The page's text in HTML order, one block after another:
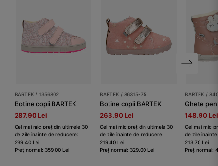
BARTEK / 1356802
Botine copii BARTEK
287.90 Lei
Cel mai mic preț din ultimele 30
de zile înainte de reducere:
239.40 Lei
Preț normal: 359.00 Lei
BARTEK / 86315-75
Botine copii BARTEK
263.90 Lei
Cel mai mic preț din ultimele 30
de zile înainte de reducere:
219.40 Lei
Preț normal: 329.00 Lei
BARTEK /
148.90 Lei
Cel mai mic
de zile
213.70 Lei
Preț normal: